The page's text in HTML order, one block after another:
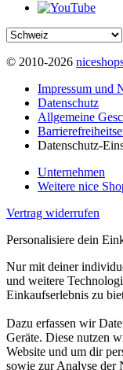
© 2010-2026
Impressum und
Datenschutz
Allgemeine
Datenschutz-
Unternehmen
Weitere nice
Vertrag widerrufen
Personalisiere dein
Nur mit deiner
und weitere
Einkaufserlebnis zu
Dazu erfassen wir
Geräte. Diese nutzen
Website und um dir
sowie zur Analyse der